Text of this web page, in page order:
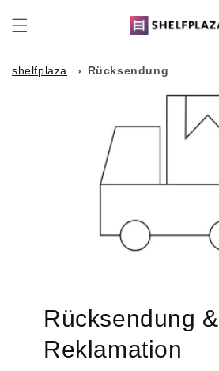
zum
Inhalt
shelfplaza Rücksendung
Rücksendung &
Reklamation